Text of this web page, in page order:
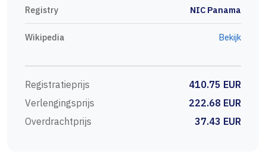
Registry NIC Panama
Wikipedia Bekijk
Registratieprijs
410.75 EUR
Verlengingsprijs
222.68 EUR
Overdrachtprijs
37.43 EUR